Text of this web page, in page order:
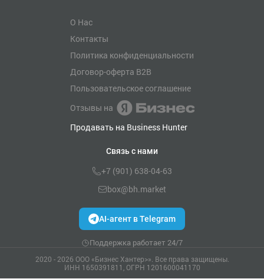
О Нас
Контакты
Политика конфиденциальности
Договор-оферта B2B
Пользовательское соглашение
Отзывы на
Продавать на Business Hunter
Связь с нами
+7 (901) 638-04-63
box@bh.market
AI-агент в Telegram
Поддержка работает 24/7
2020 - 2026 ООО «Бизнес Хантер>». Все права защищены.
ИНН 1650391811, ОГРН 1201600041170